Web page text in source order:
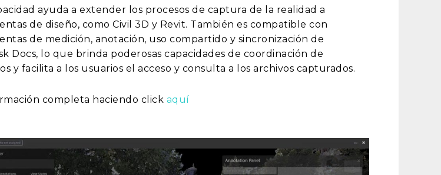
ayuda a extender los procesos de captura de la realidad a
de diseño, como Civil 3D y Revit. También es compatible con
de medición, anotación, uso compartido y sincronización de
Docs, lo que brinda poderosas capacidades de coordinación de
y facilita a los usuarios el acceso y consulta a los archivos capturados.
completa haciendo click aquí